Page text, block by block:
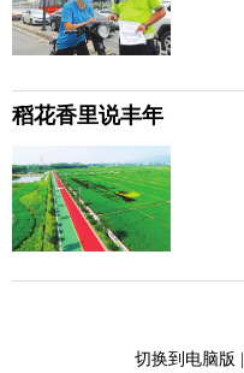
稻花香里说丰年
切换到电脑版 |